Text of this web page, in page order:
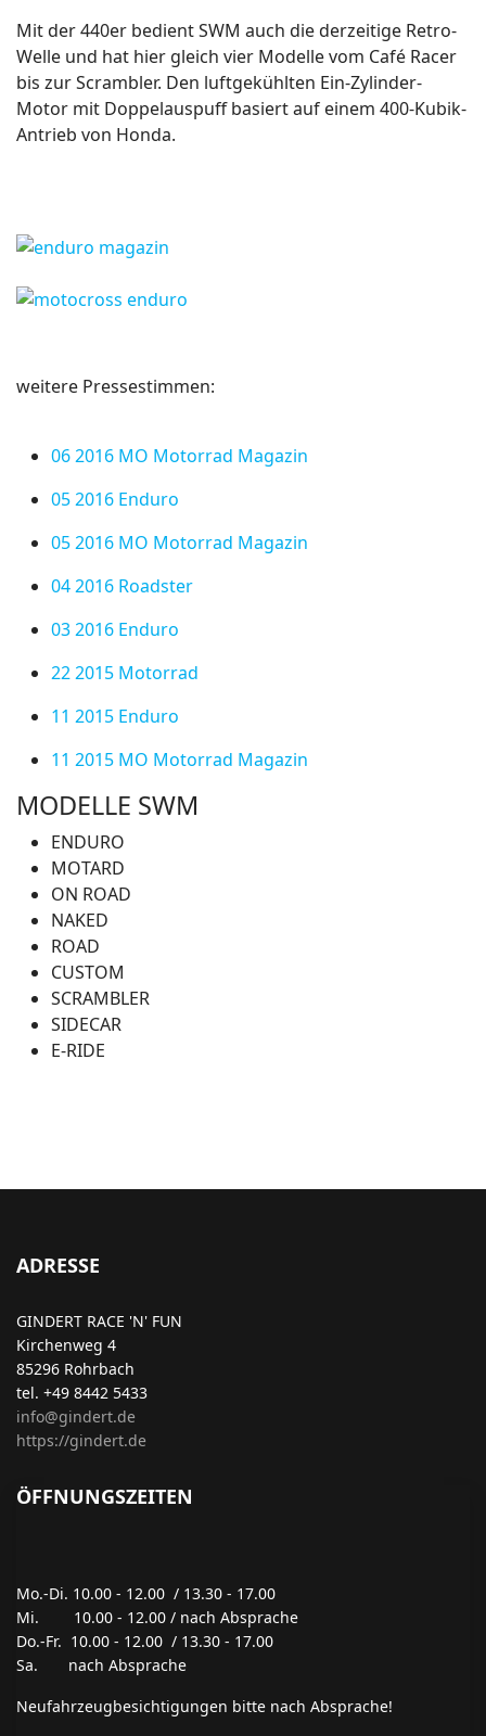
Mit der 440er bedient SWM auch die derzeitige Retro-
Welle und hat hier gleich vier Modelle vom Café Racer
bis zur Scrambler. Den luftgekühlten Ein-Zylinder-
Motor mit Doppelauspuff basiert auf einem 400-Kubik-
Antrieb von Honda.
weitere Pressestimmen:
06 2016 MO Motorrad Magazin
05 2016 Enduro
05 2016 MO Motorrad Magazin
04 2016 Roadster
03 2016 Enduro
22 2015 Motorrad
11 2015 Enduro
11 2015 MO Motorrad Magazin
MODELLE SWM
ENDURO
MOTARD
ON ROAD
NAKED
ROAD
CUSTOM
SCRAMBLER
SIDECAR
E-RIDE
ADRESSE
GINDERT RACE 'N' FUN
Kirchenweg 4
85296 Rohrbach
tel. +49 8442 5433
info@gindert.de
https://gindert.de
ÖFFNUNGSZEITEN
Mo.-Di. 10.00 - 12.00 / 13.30 - 17.00
Mi. 10.00 - 12.00 / nach Absprache
Do.-Fr. 10.00 - 12.00 / 13.30 - 17.00
Sa. nach Absprache
Neufahrzeugbesichtigungen bitte nach Absprache!